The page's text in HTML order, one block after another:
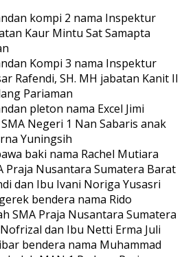
kompi 2 nama Inspektur
Kaur Mintu Sat Samapta
Kompi 3 nama Inspektur
Rafendi, SH. MH jabatan Kanit II
Pariaman
pleton nama Excel Jimi
Negeri 1 Nan Sabaris anak
Yuningsih
baki nama Rachel Mutiara
Praja Nusantara Sumatera Barat
dan Ibu Ivani Noriga Yusasri
bendera nama Rido
SMA Praja Nusantara Sumatera
dan Ibu Netti Erma Juli
bendera nama Muhammad